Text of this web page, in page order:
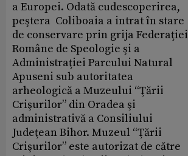
a Europei. Odată cudescoperirea,
peştera Coliboaia a intrat în stare
de conservare prin grija Federaţiei
Române de Speologie şi a
Administraţiei Parcului Natural
Apuseni sub autoritatea
arheologică a Muzeului “Ţării
Crişurilor” din Oradea şi
administrativă a Consiliului
Judeţean Bihor. Muzeul “Ţării
Crişurilor” este autorizat de către